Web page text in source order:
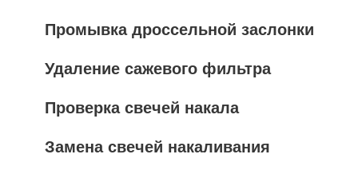
Промывка дроссельной заслонки
Удаление сажевого фильтра
Проверка свечей накала
Замена свечей накаливания